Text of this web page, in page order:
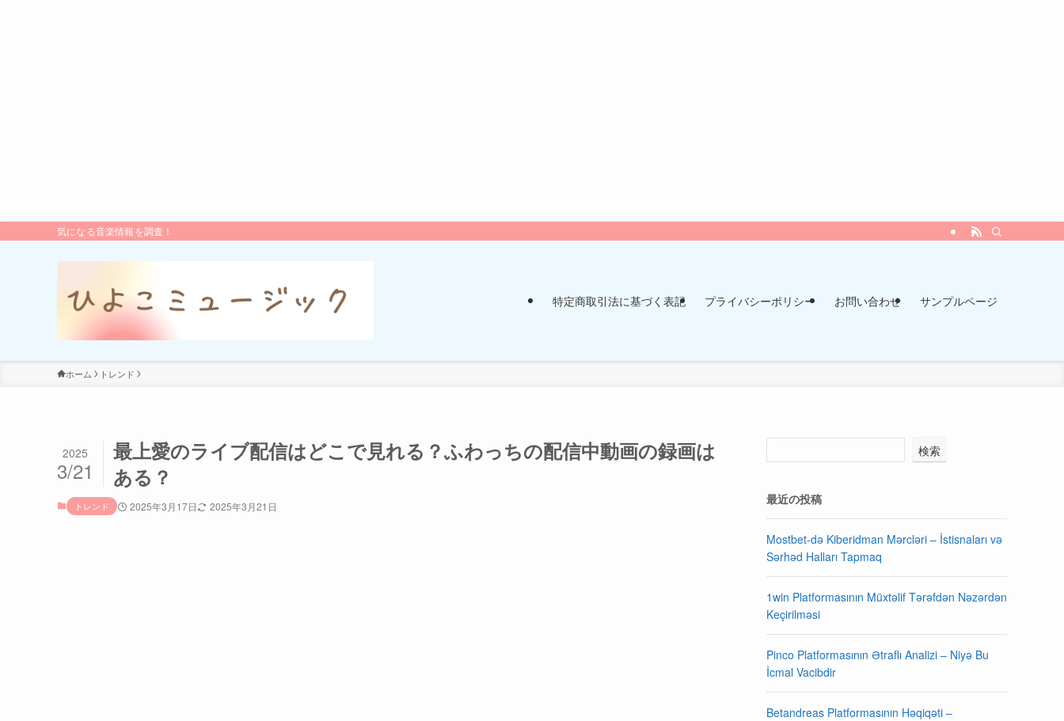
気になる音楽情報を調査！
特定商取引法に基づく表記 プライバシーポリシー お問い合わせ サンプルページ
ホーム トレンド
最上愛のライブ配信はどこで見れる？ふわっちの配信中動画の録画は
ある？
2025
3/21
トレンド 2025年3月17日 2025年3月21日
検索
最近の投稿
Mostbet-də Kiberidman Mərcləri – İstisnaları və
Sərhəd Halları Tapmaq
1win Platformasının Müxtəlif Tərəfdən Nəzərdən
Keçirilməsi
Pinco Platformasının Ətraflı Analizi – Niyə Bu
İcmal Vacibdir
Betandreas Platformasının Həqiqəti –